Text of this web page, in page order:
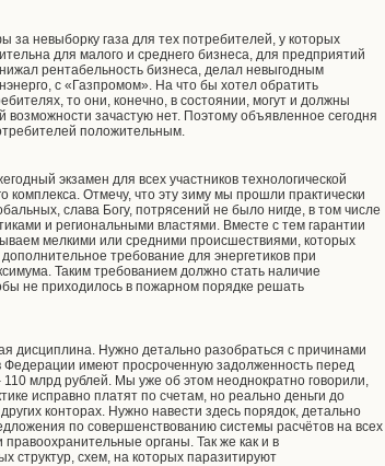
невыборку газа для тех потребителей, у которых
для малого и среднего бизнеса, для предприятий
рентабельность бизнеса, делал невыгодным
с «Газпромом». На что бы хотел обратить
то они, конечно, в состоянии, могут и должны
зачастую нет. Поэтому объявленное сегодня
положительным.
экзамен для всех участников технологической
комплекса. Отмечу, что эту зиму мы прошли практически
слава Богу, потрясений не было нигде, в том числе
и региональными властями. Вместе с тем гарантии
мелкими или средними происшествиями, которых
требование для энергетиков при
Таким требованием должно стать наличие
не приходилось в пожарном порядке решать
дисциплина. Нужно детально разобраться с причинами
Федерации имеют просроченную задолженность перед
млрд рублей. Мы уже об этом неоднократно говорили,
исправно платят по счетам, но реально деньги до
конторах. Нужно навести здесь порядок, детально
по совершенствованию системы расчётов на всех
органы. Так же как и в
структур, схем, на которых паразитируют